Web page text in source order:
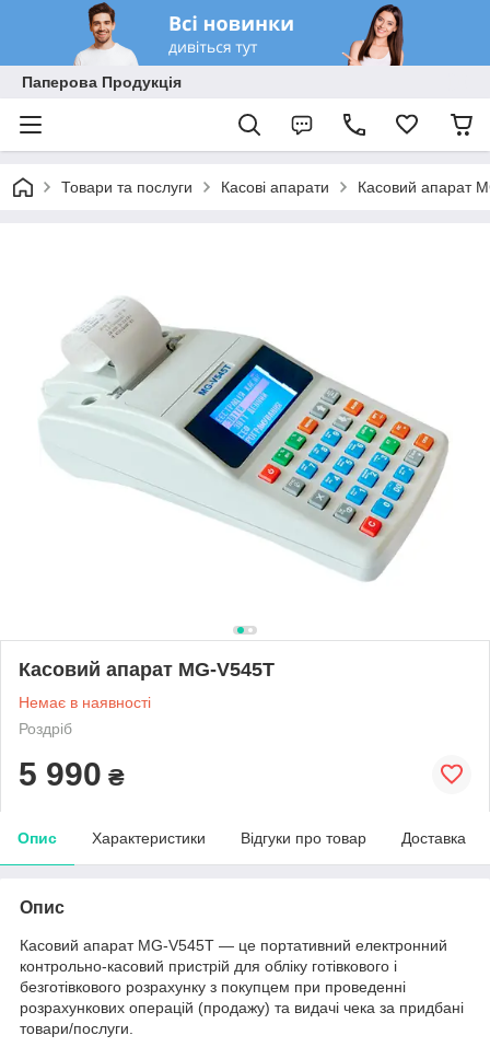
Паперова Продукція
Товари та послуги Касові апарати Касовий апарат
Касовий апарат MG-V545T
Немає в наявності
Роздріб
5 990 ₴
Опис Характеристики Відгуки про товар Доставка
Опис
Касовий апарат MG-V545T — це портативний електронний
контрольно-касовий пристрій для обліку готівкового і
безготівкового розрахунку з покупцем при проведенні
розрахункових операцій (продажу) та видачі чека за придбані
товари/послуги.